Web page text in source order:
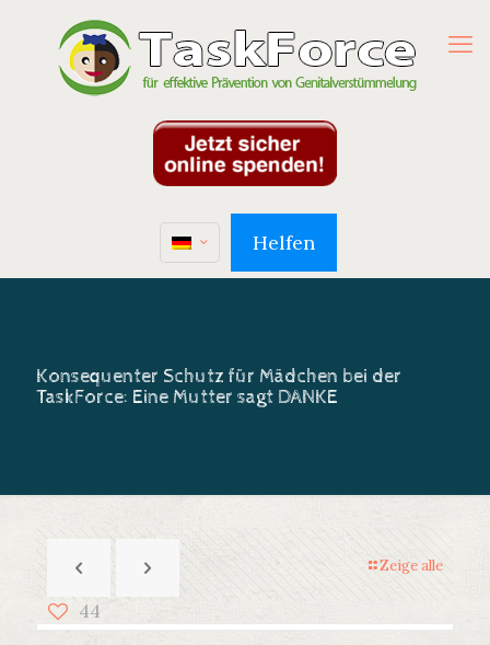
Helfen
Konsequenter Schutz für Mädchen bei der
TaskForce: Eine Mutter sagt DANKE
Zeige alle
44